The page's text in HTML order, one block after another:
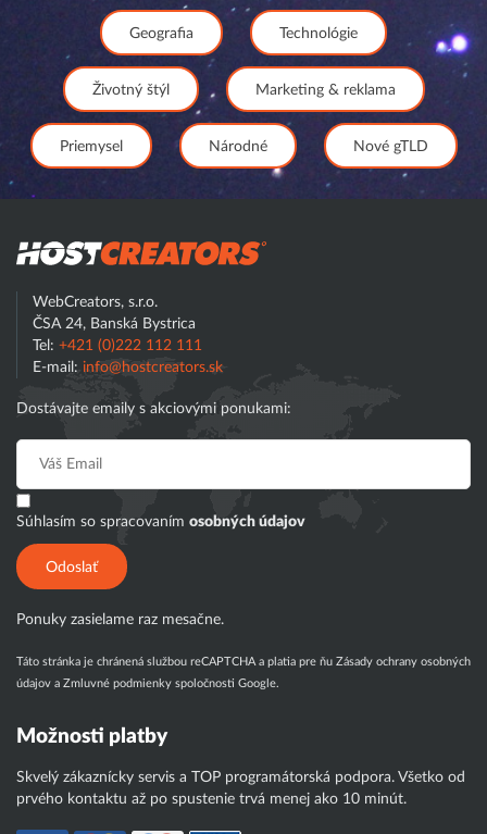
Geografia Technológie
Životný štýl Marketing & reklama
Priemysel Národné Nové gTLD
WebCreators, s.r.o.
ČSA 24, Banská Bystrica
Tel: +421 (0)222 112 111
E-mail: info@hostcreators.sk
Dostávajte emaily s akciovými ponukami:
Súhlasím so spracovaním osobných údajov
Odoslať
Ponuky zasielame raz mesačne.
Táto stránka je chránená službou reCAPTCHA a platia pre ňu Zásady ochrany osobných
údajov a Zmluvné podmienky spoločnosti Google.
Možnosti platby
Skvelý zákaznícky servis a TOP programátorská podpora. Všetko od
prvého kontaktu až po spustenie trvá menej ako 10 minút.